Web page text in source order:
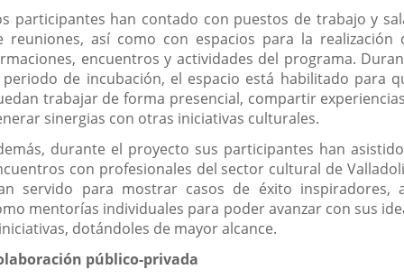
participantes han contado con puestos de trabajo y
reuniones, así como con espacios para la realización
encuentros y actividades del programa.
de incubación, el espacio está habilitado para
trabajar de forma presencial, compartir
sinergias con otras iniciativas culturales.
durante el proyecto sus participantes han
con profesionales del sector cultural de
servido para mostrar casos de éxito inspiradores,
mentorías individuales para poder avanzar con sus
dotándoles de mayor alcance.
público-privada